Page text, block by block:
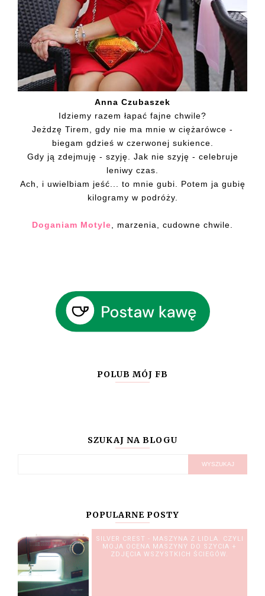
Anna Czubaszek
Idziemy razem łapać fajne chwile?
Jeżdzę Tirem, gdy nie ma mnie w ciężarówce -
biegam gdzieś w czerwonej sukience.
Gdy ją zdejmuję - szyję. Jak nie szyję - celebruje
leniwy czas.
Ach, i uwielbiam jeść... to mnie gubi. Potem ja gubię
kilogramy w podróży.
Doganiam Motyle , marzenia, cudowne chwile.
POLUB MÓJ FB
SZUKAJ NA BLOGU
POPULARNE POSTY
SILVER CREST - MASZYNA Z LIDLA. CZYLI
MOJA OCENA MASZYNY DO SZYCIA +
ZDJĘCIA WSZYSTKICH ŚCIEGÓW.